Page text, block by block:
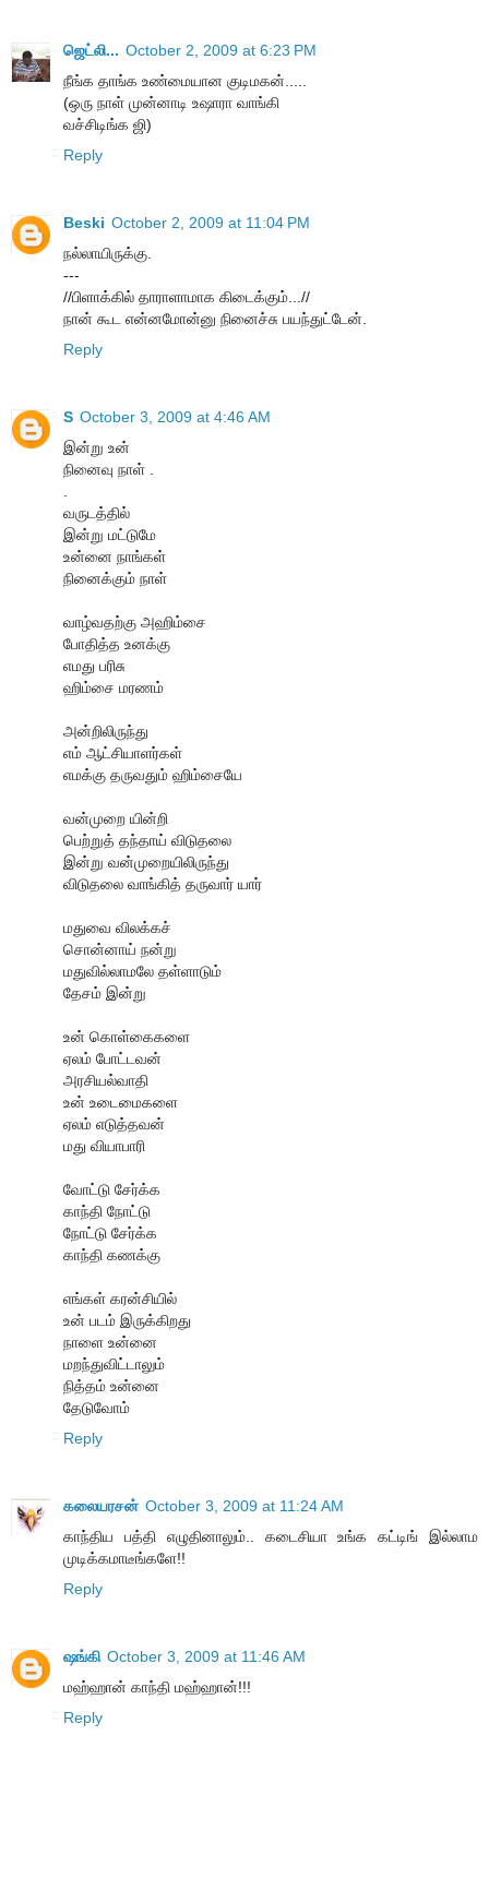
ஜெட்லி... October 2, 2009 at 6:23 PM
நீங்க தாங்க உண்மையான குடிமகன்.....
(ஒரு நாள் முன்னாடி உஷாரா வாங்கி
வச்சிடிங்க ஜி)
Reply
Beski October 2, 2009 at 11:04 PM
நல்லாயிருக்கு.
---
//பிளாக்கில் தாராளாமாக கிடைக்கும்...//
நான் கூட என்னமோன்னு நினைச்சு பயந்துட்டேன்.
Reply
S October 3, 2009 at 4:46 AM
இன்று உன்
நினைவு நாள் .
வருடத்தில்
இன்று மட்டுமே
உன்னை நாங்கள்
நினைக்கும் நாள்
வாழ்வதற்கு அஹிம்சை
போதித்த உனக்கு
எமது பரிசு
ஹிம்சை மரணம்
அன்றிலிருந்து
எம் ஆட்சியாளர்கள்
எமக்கு தருவதும் ஹிம்சையே
வன்முறை யின்றி
பெற்றுத் தந்தாய் விடுதலை
இன்று வன்முறையிலிருந்து
விடுதலை வாங்கித் தருவார் யார்
மதுவை விலக்கச்
சொன்னாய் நன்று
மதுவில்லாமலே தள்ளாடும்
தேசம் இன்று
உன் கொள்கைகளை
ஏலம் போட்டவன்
அரசியல்வாதி
உன் உடைமைகளை
ஏலம் எடுத்தவன்
மது வியாபாரி
வோட்டு சேர்க்க
காந்தி நோட்டு
நோட்டு சேர்க்க
காந்தி கணக்கு
எங்கள் கரன்சியில்
உன் படம் இருக்கிறது
நாளை உன்னை
மறந்துவிட்டாலும்
நித்தம் உன்னை
தேடுவோம்
Reply
கலையரசன் October 3, 2009 at 11:24 AM
காந்திய பத்தி எழுதினாலும்.. கடைசியா உங்க கட்டிங் இல்லாம
முடிக்கமாடீங்களே!!
Reply
ஷங்கி October 3, 2009 at 11:46 AM
மஹ்ஹான் காந்தி மஹ்ஹான்!!!
Reply